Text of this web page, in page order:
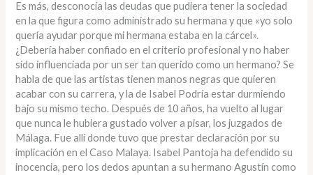
Es más, desconocía las deudas que pudiera tener la sociedad
en la que figura como administrado su hermana y que «yo solo
quería ayudar porque mi hermana estaba en la cárcel».
¿Debería haber confiado en el criterio profesional y no haber
sido influenciada por un ser tan querido como un hermano? Se
habla de que las artistas tienen manos negras que quieren
acabar con su carrera, y la de Isabel Podría estar durmiendo
bajo su mismo techo. Después de 10 años, ha vuelto al lugar
que nunca le hubiera gustado volver a pisar, los juzgados de
Málaga. Fue allí donde tuvo que prestar declaración por su
implicación en el Caso Malaya. Isabel Pantoja ha defendido su
inocencia, pero los dedos apuntan a su hermano Agustín como